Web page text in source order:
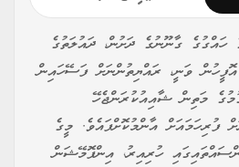
ހައްގުގެ ގާނޫނުގެ ދަށުން، ދައުލަތުގެ
ވަނީ، ރައްޔިތުންނަށް ފަސޭހައިން
މަތިން ޝާއިއުކުރަންޖެހޭ
ފުރިހަމައަށް އާންމުކޮށްފައެވެ. މީގެ
މި މިންވަރު 34 އިންސައްތައިގައި ހުރިއިރު، އިންފޮމޭޝަން